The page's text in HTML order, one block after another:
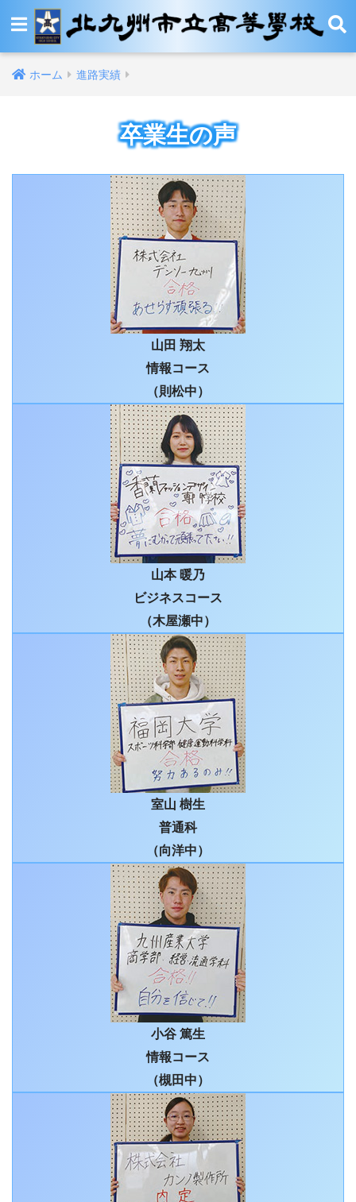
ホーム 進路実績
卒業生の声
山田 翔太
情報コース
（則松中）
山本 暖乃
ビジネスコース
（木屋瀬中）
室山 樹生
普通科
（向洋中）
小谷 篤生
情報コース
（槻田中）